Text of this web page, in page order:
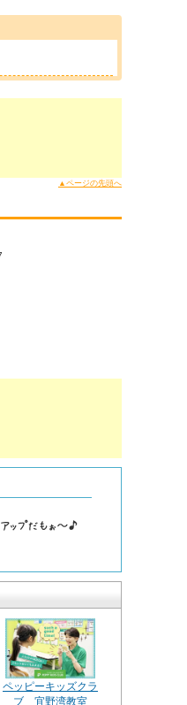
▲ページの先頭へ
ペッピーキッズクラ
ブ 宜野湾教室